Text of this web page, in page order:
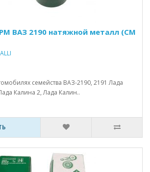
ВАЗ 2190 натяжной металл (CM
семейства ВАЗ-2190, 2191 Лада
Калина 2, Лада Калин..